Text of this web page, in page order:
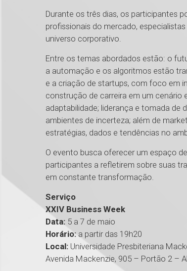
Durante os três dias, os participantes
profissionais do mercado,
universo corporativo.
Entre os temas abordados estão: o
a automação e os algoritmos estão
e a criação de startups, com foco em
construção de carreira em um
adaptabilidade; liderança e tomada
ambientes de incerteza; além de
estratégias, dados e tendências no
O evento busca oferecer um espaço
participantes a refletirem sobre suas
em constante transformação.
Serviço
XXIV Business Week
Data: 5 a 7 de maio
Horário: a partir das 19h20
Local: Universidade Presbiteriana
Avenida Mackenzie, 905 – Portão 2 –